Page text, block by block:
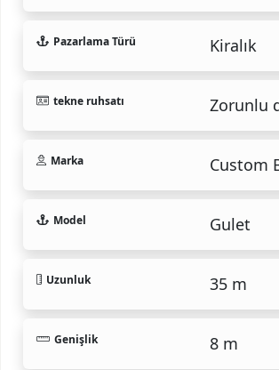
Pazarlama Türü Kiralık
tekne ruhsatı Zorunlu
Marka Custom
Model Gulet
Uzunluk 35 m
Genişlik 8 m